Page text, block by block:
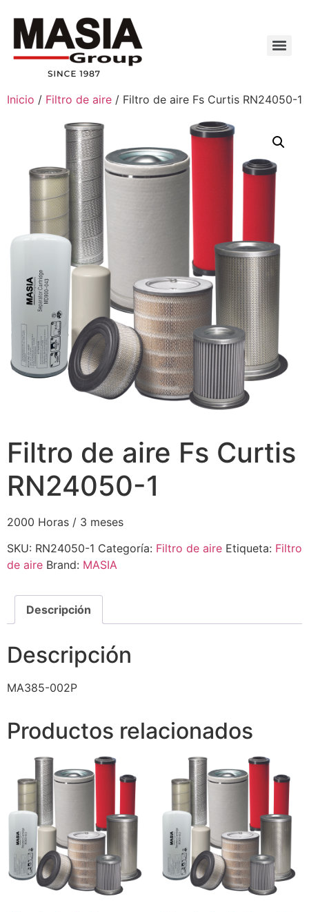
Inicio / Filtro de aire / Filtro de aire Fs Curtis RN24050-1
Filtro de aire Fs Curtis
RN24050-1
2000 Horas / 3 meses
SKU: RN24050-1 Categoría: Filtro de aire Etiqueta: Filtro
de aire Brand: MASIA
Descripción
Descripción
MA385-002P
Productos relacionados